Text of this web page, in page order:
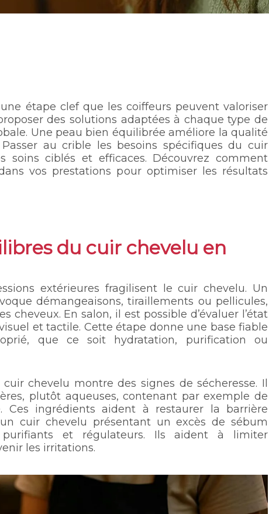
étape clef que les coiffeurs peuvent valoriser
des solutions adaptées à chaque type de
Une peau bien équilibrée améliore la qualité
au crible les besoins spécifiques du cuir
soins ciblés et efficaces. Découvrez comment
vos prestations pour optimiser les résultats
du cuir chevelu en
extérieures fragilisent le cuir chevelu. Un
démangeaisons, tiraillements ou pellicules,
cheveux. En salon, il est possible d’évaluer l’état
et tactile. Cette étape donne une base fiable
que ce soit hydratation, purification ou
chevelu montre des signes de sécheresse. Il
plutôt aqueuses, contenant par exemple de
Ces ingrédients aident à restaurer la barrière
cuir chevelu présentant un excès de sébum
purifiants et régulateurs. Ils aident à limiter
les irritations.